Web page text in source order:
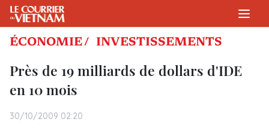
ÉCONOMIE / INVESTISSEMENTS
Près de 19 milliards de dollars d'IDE
en 10 mois
30/10/2009 02:20